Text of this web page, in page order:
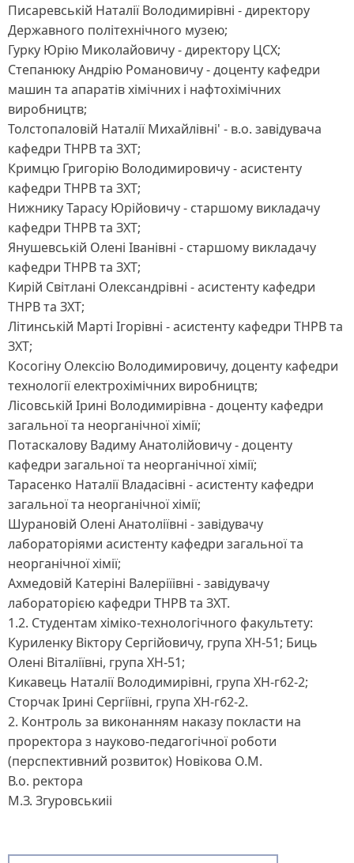
Писаревській Наталії Володимирівні - директору
Державного політехнічного музею;
Гурку Юрію Миколайовичу - директору ЦСХ;
Степанюку Андрію Романовичу - доценту кафедри
машин та апаратів хімічних і нафтохімічних
виробництв;
Толстопаловій Наталії Михайлівні' - в.о. завідувача
кафедри ТНРВ та ЗХТ;
Кримцю Григорію Володимировичу - асистенту
кафедри ТНРВ та ЗХТ;
Нижнику Тарасу Юрійовичу - старшому викладачу
кафедри ТНРВ та ЗХТ;
Янушевській Олені Іванівні - старшому викладачу
кафедри ТНРВ та ЗХТ;
Кирій Світлані Олександрівні - асистенту кафедри
ТНРВ та ЗХТ;
Літинській Марті Ігорівні - асистенту кафедри ТНРВ та
ЗХТ;
Косогіну Олексію Володимировичу, доценту кафедри
технології електрохімічних виробництв;
Лісовській Ірині Володимирівна - доценту кафедри
загальної та неорганічної хімії;
Потаскалову Вадиму Анатолійовичу - доценту
кафедри загальної та неорганічної хімії;
Тарасенко Наталії Владасівні - асистенту кафедри
загальної та неорганічної хімії;
Шурановій Олені Анатоліївні - завідувачу
лабораторіями асистенту кафедри загальної та
неорганічної хімії;
Ахмедовій Катеріні Валеріїівні - завідувачу
лабораторією кафедри ТНРВ та ЗХТ.
1.2. Студентам хіміко-технологічного факультету:
Куриленку Віктору Сергійовичу, група ХН-51; Биць
Олені Віталіївні, група ХН-51;
Кикавець Наталії Володимирівні, група ХН-г62-2;
Сторчак Ірині Сергіївні, група ХН-г62-2.
2. Контроль за виконанням наказу покласти на
проректора з науково-педагогічної роботи
(перспективний розвиток) Новікова О.М.
В.о. ректора
М.З. Згуровськиіі